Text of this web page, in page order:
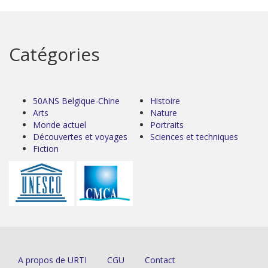
Catégories
50ANS Belgique-Chine
Arts
Monde actuel
Découvertes et voyages
Fiction
Histoire
Nature
Portraits
Sciences et techniques
A propos de URTI CGU Contact